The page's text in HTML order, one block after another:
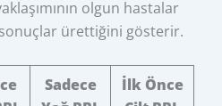
olgun hastalar
ürettiğini gösterir.
Sadece
İlk Önce